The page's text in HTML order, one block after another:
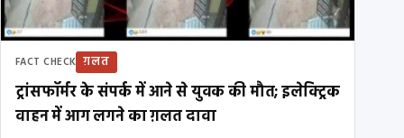
FACT CHECK ग़लत
ट्रांसफॉर्मर के संपर्क में आने से युवक की मौत; इलेक्ट्रिक
वाहन में आग लगने का ग़लत दावा